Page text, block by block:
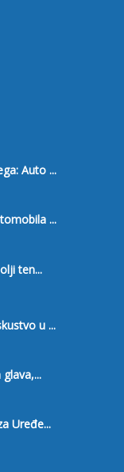
Auto ...
...
ten...
u ...
Uređe...